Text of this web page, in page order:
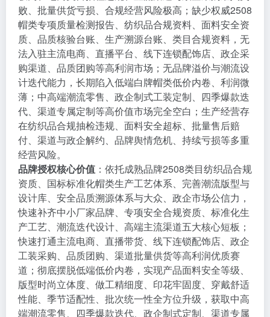
败、批量供货亏损、合规经营风险极高；缺少权威2508
帽类专项质量检测报告、纺织品合规资料、面料安全资
质、品质核验台账、生产溯源台账、类目合规资料，无
法入驻主流电商、直播平台、线下连锁配饰店、政企采
购渠道、品质团购等高利润市场；无品牌溢价与潮流设
计迭代能力，长期陷入低端白牌帽类低价内卷、利润微
薄；中高端潮流零售、政企制式工装定制、四季爆款迭
代、渠道专属定制等高价值市场完全空白；生产经营存
在纺织品合规抽检违规、面料安全超标、批量售后赔
付、渠道与政企解约、品牌舆情危机、持续亏损等多重
经营风险。
品牌授权核心价值 ：依托成熟品牌2508类目纺织品合规
资质、国标标准化帽类生产工艺体系、完善潮流版型与
设计库、安全品质溯源体系与大众、政企市场公信力，
快速补齐中小厂家品牌、专项安全合规资质、标准化生
产工艺、潮流迭代设计、高端主流渠道五大核心短板；
快速打通主流电商、直播带货、线下连锁配饰店、政企
工装采购、品质团购、渠道批量供货等高利润优质赛
道；彻底摆脱低端低价内卷，实现产品面料安全等级、
版型时尚立体度、做工精细度、印花牢固度、穿戴舒适
性能、季节适配性、批次统一性全方位升级，获取中高
端潮流零售、四季爆款迭代、政企制式定制、渠道专属